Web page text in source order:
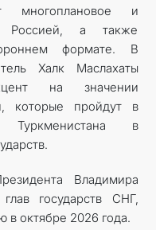
многоплановое и
Россией, а также
формате. В
Халк Маслахаты
на значении
которые пройдут в
Туркменистана в
Владимира
государств СНГ,
в октябре 2026 года.